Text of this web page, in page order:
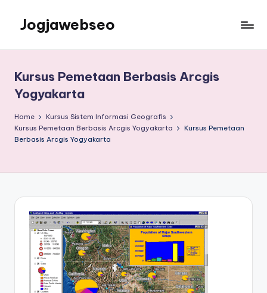
Jogjawebseo
Kursus Pemetaan Berbasis Arcgis
Yogyakarta
Home
Kursus Sistem Informasi Geografis
Kursus Pemetaan Berbasis Arcgis Yogyakarta
Kursus Pemetaan
Berbasis Arcgis Yogyakarta